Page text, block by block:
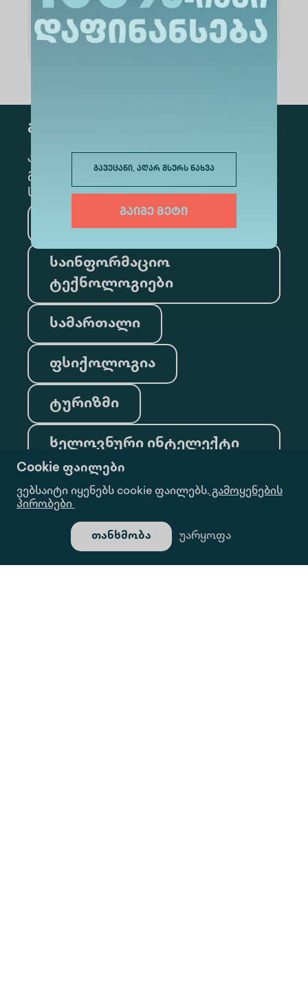
Cookie ფაილები
ვებსაიტი იყენებს cookie ფაილებს.გამოყენების
პირობები
უარყოფა
თანხმობა
გავეცანი, აღარ მსურს ნახვა
გაიგე მეტი
აკადემიური კალენდარი 2024-
2025
გამოწერა
კონკრეტული მიმართულების
გამოსაწერად, მონიშნეთ შესაბამისი
სექცია
საინფორმაციო
ტექნოლოგიები
სამართალი
ფსიქოლოგია
ტურიზმი
ხელოვნური ინტელექტი
და მონაცემთა ანალიტიკა